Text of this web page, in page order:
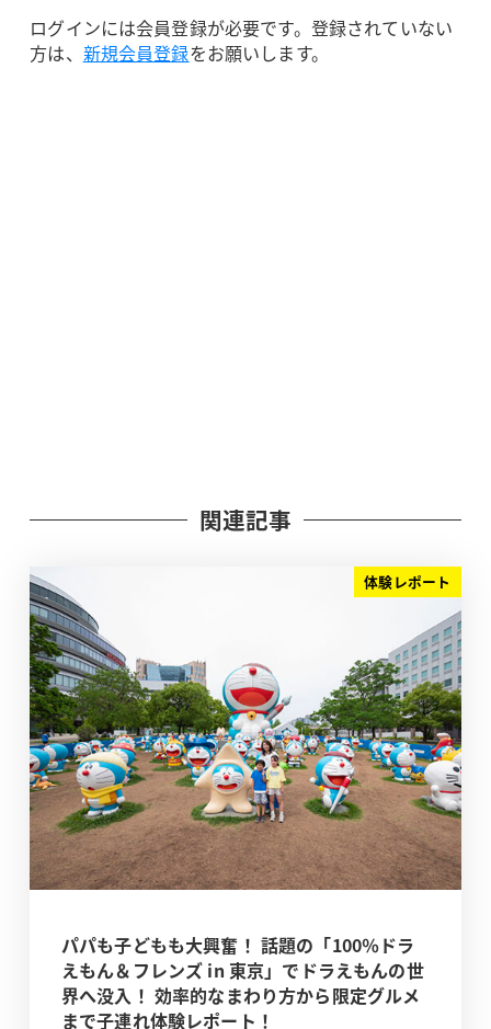
ログインには会員登録が必要です。登録されていない
方は、 新規会員登録をお願いします。
関連記事
体験レポート
パパも子どもも大興奮！ 話題の「100％ドラ
えもん＆フレンズ in 東京」でドラえもんの世
界へ没入！ 効率的なまわり方から限定グルメ
まで子連れ体験レポート！